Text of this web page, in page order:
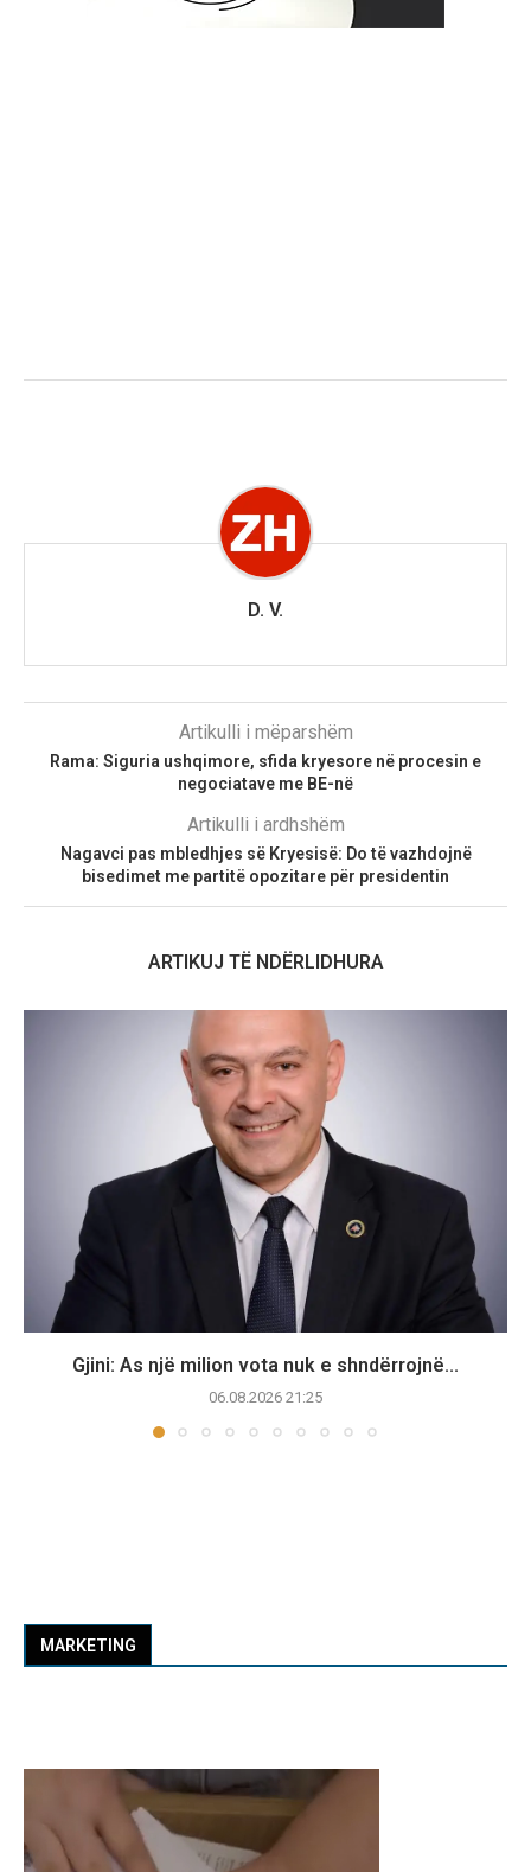
D. V.
Artikulli i mëparshëm
Rama: Siguria ushqimore, sfida kryesore në procesin e
negociatave me BE-në
Artikulli i ardhshëm
Nagavci pas mbledhjes së Kryesisë: Do të vazhdojnë
bisedimet me partitë opozitare për presidentin
ARTIKUJ TË NDËRLIDHURA
Gjini: As një milion vota nuk e shndërrojnë...
06.08.2026 21:25
MARKETING